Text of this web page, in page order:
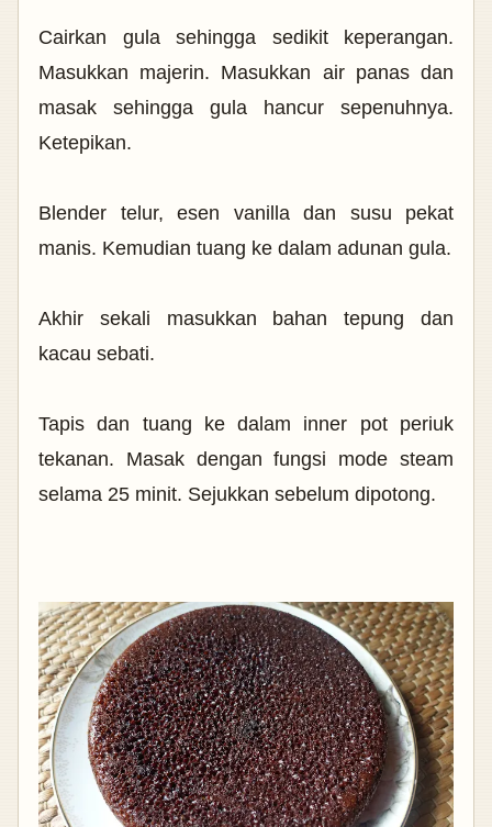
Cairkan gula sehingga sedikit keperangan.
Masukkan majerin. Masukkan air panas dan
masak sehingga gula hancur sepenuhnya.
Ketepikan.
Blender telur, esen vanilla dan susu pekat
manis. Kemudian tuang ke dalam adunan gula.
Akhir sekali masukkan bahan tepung dan
kacau sebati.
Tapis dan tuang ke dalam inner pot periuk
tekanan. Masak dengan fungsi mode steam
selama 25 minit. Sejukkan sebelum dipotong.